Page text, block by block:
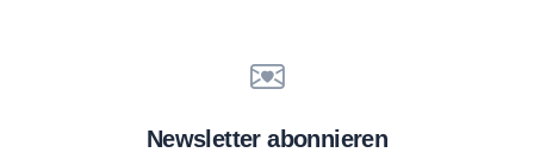
Newsletter abonnieren